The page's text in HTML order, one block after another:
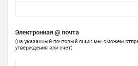
Электронная @ почта
(на указанный почтовый ящик мы сможем
утверждения или счет)